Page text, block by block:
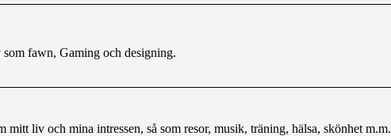
fawn, Gaming och designing.
mitt liv och mina intressen, så som resor, musik, träning, hälsa, skönhet m.m.